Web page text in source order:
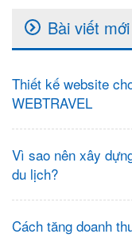
Bài viết mới
Thiết kế website
WEBTRAVEL
Vì sao nên xây
du lịch?
Cách tăng doanh